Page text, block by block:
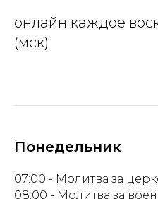
онлайн каждое
(мск)
Понедельник
07:00 - Молитва за
08:00 - Молитва за